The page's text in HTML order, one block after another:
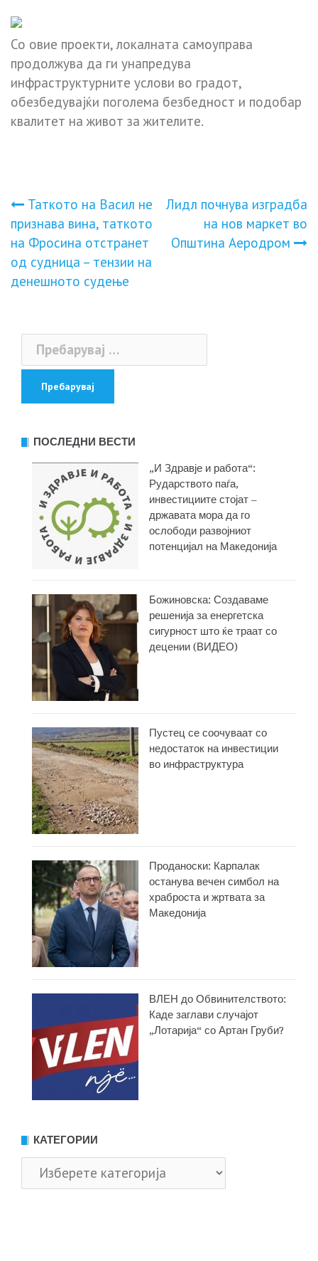
Со овие проекти, локалната самоуправа
продолжува да ги унапредува
инфраструктурните услови во градот,
обезбедувајќи поголема безбедност и подобар
квалитет на живот за жителите.
Навигација
на
напис
Таткото на Васил не
признава вина, таткото
на Фросина отстранет
од судница – тензии на
денешното судење
Лидл почнува изградба
на нов маркет во
Општина Аеродром
Пребарувај
за:
ПОСЛЕДНИ ВЕСТИ
„И Здравје и работа“:
Рударството паѓа,
инвестициите стојат –
државата мора да го
ослободи развојниот
потенцијал на Македонија
Божиновска: Создаваме
решенија за енергетска
сигурност што ќе траат со
децении (ВИДЕО)
Пустец се соочуваат со
недостаток на инвестиции
во инфраструктура
Проданоски: Карпалак
останува вечен симбол на
храброста и жртвата за
Македонија
ВЛЕН до Обвинителството:
Каде заглави случајот
„Лотарија“ со Артан Груби?
КАТЕГОРИИ
Категории